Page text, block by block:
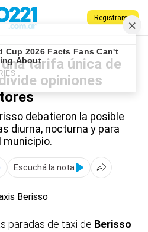
Registrarse
tarifa única de
opiniones
debatieron la posible
diurna, nocturna y para
municipio.
Escuchá la nota
paradas de taxi de Berisso